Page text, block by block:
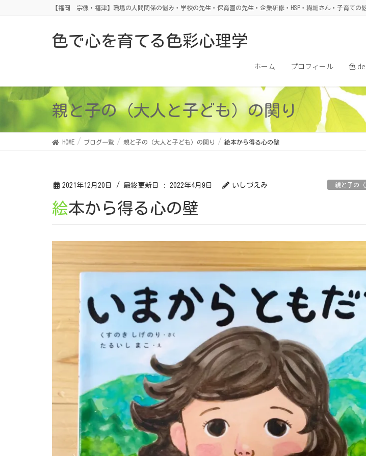
【福岡 宗像・福津】職場の人間関係の悩み・学校の先生・保育園の先生・企業研修・HSP・繊細さん・子育ての
色で心を育てる色彩心理学
ホーム プロフィール 色
親と子の（大人と子ども）の関り
HOME ブログ一覧 親と子の（大人と子ども）の関り 絵本から得る心の壁
2021年12月20日 / 最終更新日 : 2022年4月9日 いしづえみ 親と子の
絵本から得る心の壁